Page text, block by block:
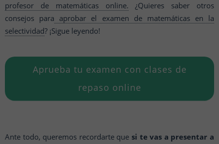
profesor de matemáticas online. ¿Quieres saber otros
consejos para aprobar el examen de matemáticas en la
selectividad? ¡Sigue leyendo!
Aprueba tu examen con clases de
repaso online
Ante todo, queremos recordarte que si te vas a presentar a